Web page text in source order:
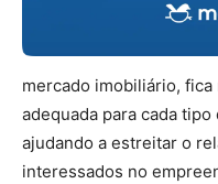
mercado imobiliário,
adequada para cada
ajudando a estreitar o
interessados no